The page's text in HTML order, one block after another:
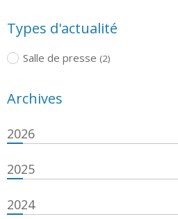
Types d'actualité
Salle de presse (2)
Archives
2026
2025
2024